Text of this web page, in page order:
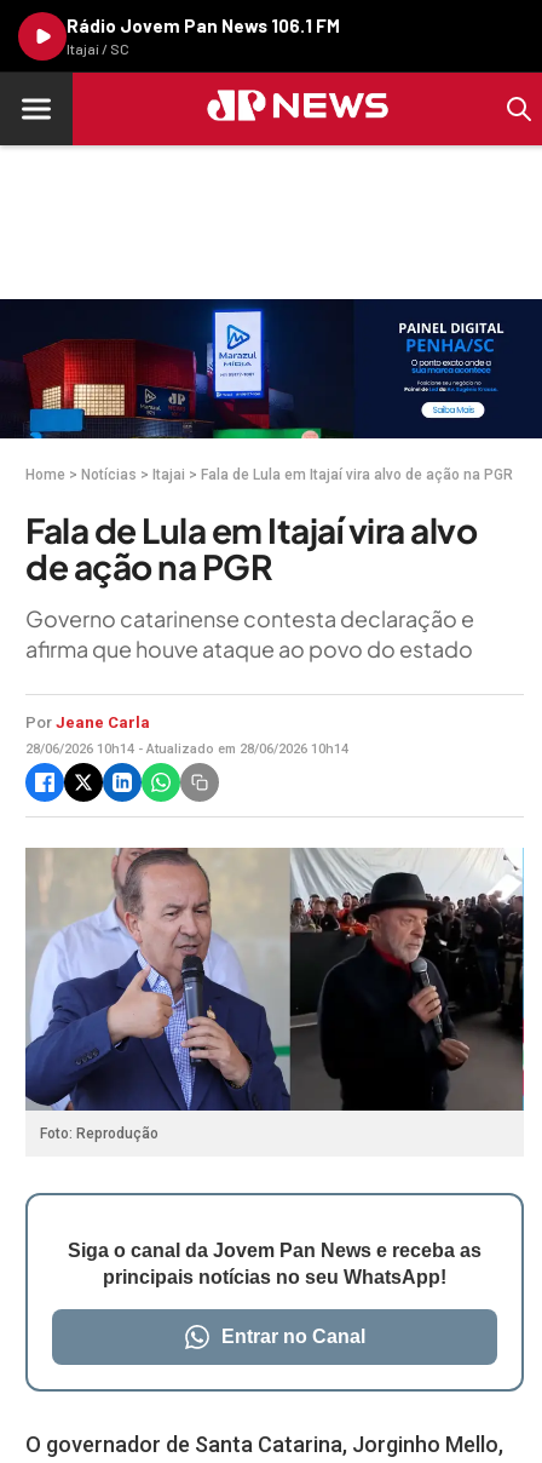
Rádio Jovem Pan News 106.1 FM
Itajaí / SC
Home > Notícias > Itajai > Fala de Lula em Itajaí vira alvo de ação na PGR
Fala de Lula em Itajaí vira alvo
de ação na PGR
Governo catarinense contesta declaração e
afirma que houve ataque ao povo do estado
Por Jeane Carla
28/06/2026 10h14 - Atualizado em 28/06/2026 10h14
Foto: Reprodução
Siga o canal da Jovem Pan News e receba as
principais notícias no seu WhatsApp!
Entrar no Canal
O governador de Santa Catarina, Jorginho Mello,